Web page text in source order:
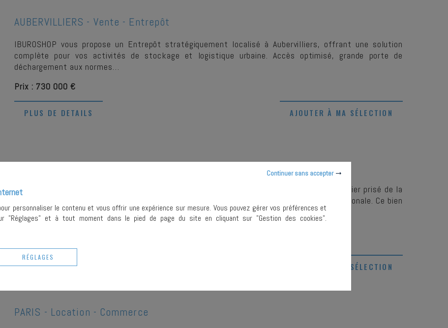
AUBERVILLIERS - Vente - Entrepôt
IBUROSHOP vous propose un Entrepôt stratégiquement localisé à Aubervilliers, offrant une solution
complète pour vos activités de stockage et logistique urbaine. Accès optimisé, grande porte de
déchargement aux normes…
Prix : 730 000 €
PLUS DE DETAILS AJOUTER À MA SÉLECTION
L'équipe Iburoshop vous propose un local commercial idéalement situé au cœur d'un quartier prisé de la
Rive Gauche, offrant un environnement dynamique et une clientèle locale comme internationale. Ce bien
bénéficie d'un…
PLUS DE DETAILS AJOUTER À MA SÉLECTION
PARIS - Location - Commerce
Continuer sans accepter
personnaliser le contenu et vous offrir une expérience sur mesure. Vous pouvez gérer vos préférences et
"Réglages" et à tout moment dans le pied de page du site en cliquant sur "Gestion des cookies".
RÉGLAGES